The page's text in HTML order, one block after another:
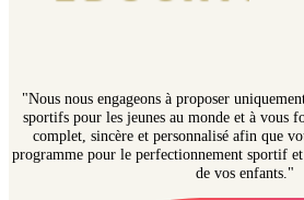
"Nous nous engageons à proposer
sportifs pour les jeunes au monde et à vous
complet, sincère et personnalisé afin que
programme pour le perfectionnement sportif
de vos enfants."